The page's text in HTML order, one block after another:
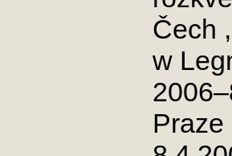
Čech
w
Praze